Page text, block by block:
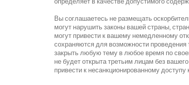
Вы соглашаетесь не размещать
могут нарушить законы вашей страны,
могут привести к вашему немедленному
сохраняются для возможности проведения
закрыть любую тему в любое время по
не будет открыта третьим лицам без
привести к несанкционированному доступу